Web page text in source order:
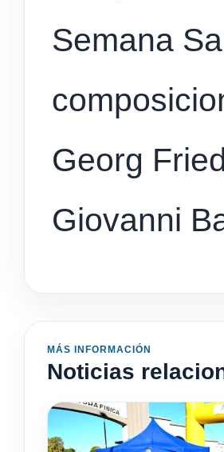
Semana
Georg
Giovanni
MÁS INFORMACIÓN
Noticias